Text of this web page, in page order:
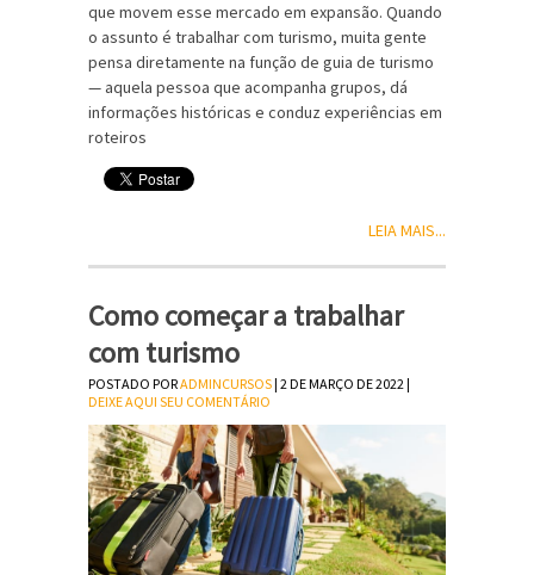
que movem esse mercado em expansão. Quando
o assunto é trabalhar com turismo, muita gente
pensa diretamente na função de guia de turismo
— aquela pessoa que acompanha grupos, dá
informações históricas e conduz experiências em
roteiros
LEIA MAIS...
Como começar a trabalhar
com turismo
POSTADO PORADMINCURSOS| 2 DE MARÇO DE 2022 |
DEIXE AQUI SEU COMENTÁRIO